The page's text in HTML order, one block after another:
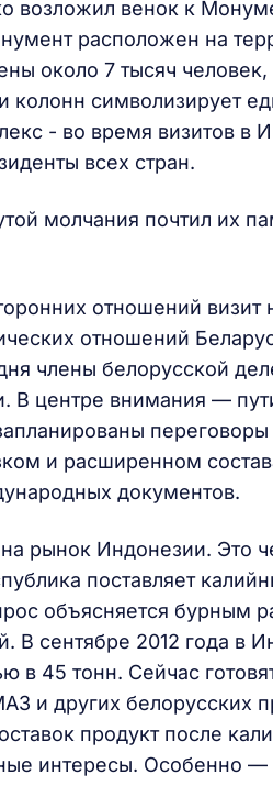
возложил венок к
расположен на
около 7 тысяч
колонн символизирует
- во время визитов
всех стран.
молчания почтил их
отношений
отношений
члены белорусской
В центре внимания —
и расширенном
документов.
рынок Индонезии. Это
поставляет
объясняется бурным
В сентябре 2012 года в
в 45 тонн. Сейчас
и других белорусских
продукт после
интересы. Особенно —